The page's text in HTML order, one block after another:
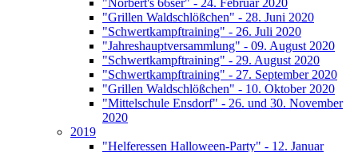
"Norbert's 66ser" - 24. Februar 2020
"Grillen Waldschlößchen" - 28. Juni 2020
"Schwertkampftraining" - 26. Juli 2020
"Jahreshauptversammlung" - 09. August 2020
"Schwertkampftraining" - 29. August 2020
"Schwertkampftraining" - 27. September 2020
"Grillen Waldschlößchen" - 10. Oktober 2020
"Mittelschule Ensdorf" - 26. und 30. November
2020
2019
"Helferessen Halloween-Party" - 12. Januar